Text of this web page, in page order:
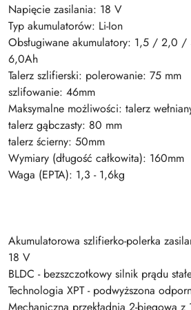
Napięcie zasilania: 18 V
Typ akumulatorów: Li-Ion
Obsługiwane akumulatory: 1,5 /
6,0Ah
Talerz szlifierski: polerowanie: 75 mm
szlifowanie: 46mm
Maksymalne możliwości: talerz
talerz gąbczasty: 80 mm
talerz ścierny: 50mm
Wymiary (długość całkowita): 160mm
Waga (EPTA): 1,3 - 1,6kg
Akumulatorowa szlifierko-polerka
18 V
BLDC - bezszczotkowy silnik prądu
Technologia XPT - podwyższona
Mechaniczna przekładnia 2-biegowa z